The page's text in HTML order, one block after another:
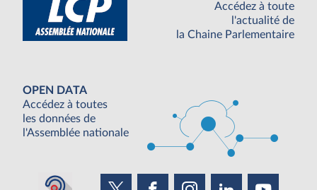
Accédez à toute
l'actualité de
la Chaine Parlementaire
OPEN DATA
Accédez à toutes
les données de
l'Assemblée nationale